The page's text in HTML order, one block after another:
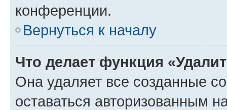
конференции.
Вернуться к началу
Что делает функция
Она удаляет все созданные
оставаться авторизованным